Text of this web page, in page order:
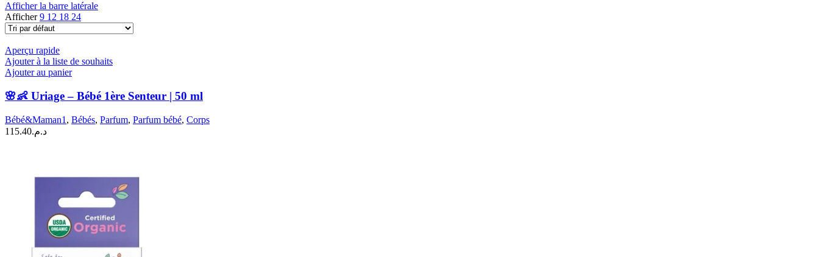
Afficher la barre latérale
Afficher9 12 18 24
Aperçu rapide
Ajouter à la liste de souhaits
Ajouter au panier
🌸👶 Uriage – Bébé 1ère Senteur | 50 ml
Bébé&Maman1 , Bébés, Parfum, Parfum bébé, Corps
د.م.115.40